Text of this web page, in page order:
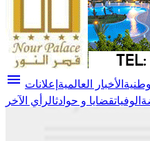
menu الأخبار العالمية إعلانات
الوفياتقضايا و حوادثالرأي الآخر